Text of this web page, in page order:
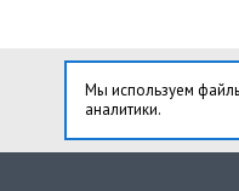
Мы используем
аналитики.